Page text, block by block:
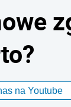
na Youtube